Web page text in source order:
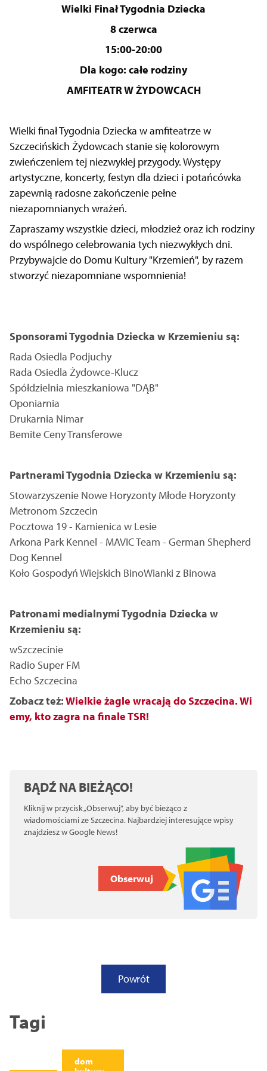
Wielki Finał Tygodnia Dziecka
8 czerwca
15:00-20:00
Dla kogo: całe rodziny
AMFITEATR W ŻYDOWCACH
Wielki finał Tygodnia Dziecka w amfiteatrze w
Szczecińskich Żydowcach stanie się kolorowym
zwieńczeniem tej niezwykłej przygody. Występy
artystyczne, koncerty, festyn dla dzieci i potańcówka
zapewnią radosne zakończenie pełne
niezapomnianych wrażeń.
Zapraszamy wszystkie dzieci, młodzież oraz ich rodziny
do wspólnego celebrowania tych niezwykłych dni.
Przybywajcie do Domu Kultury "Krzemień", by razem
stworzyć niezapomniane wspomnienia!
Sponsorami Tygodnia Dziecka w Krzemieniu są:
Rada Osiedla Podjuchy
Rada Osiedla Żydowce-Klucz
Spółdzielnia mieszkaniowa "DĄB"
Oponiarnia
Drukarnia Nimar
Bemite Ceny Transferowe
Partnerami Tygodnia Dziecka w Krzemieniu są:
Stowarzyszenie Nowe Horyzonty Młode Horyzonty
Metronom Szczecin
Pocztowa 19 - Kamienica w Lesie
Arkona Park Kennel - MAVIC Team - German Shepherd
Dog Kennel
Koło Gospodyń Wiejskich BinoWianki z Binowa
Patronami medialnymi Tygodnia Dziecka w
Krzemieniu są:
wSzczecinie
Radio Super FM
Echo Szczecina
Zobacz też:Wielkie żagle wracają do Szczecina. Wi
emy, kto zagra na finale TSR!
BĄDŹ NA BIEŻĄCO!
Kliknij w przycisk „Obserwuj”, aby być bieżąco z
wiadomościami ze Szczecina. Najbardziej interesujące wpisy
znajdziesz w Google News!
Obserwuj
Powrót
Tagi
dom